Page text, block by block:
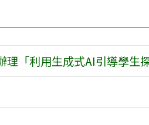
「利用生成式AI引導學生